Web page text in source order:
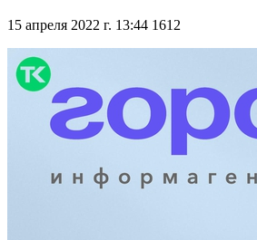
15 апреля 2022 г. 13:44 1612